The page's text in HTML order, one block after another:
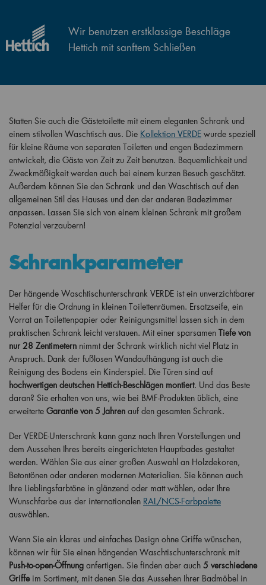
Wir benutzen erstklassige Beschläge
Hettich mit sanftem Schließen
Statten Sie auch die Gästetoilette mit einem eleganten Schrank und
einem stilvollen Waschtisch aus. Die Kollektion VERDE wurde speziell
für kleine Räume von separaten Toiletten und engen Badezimmern
entwickelt, die Gäste von Zeit zu Zeit benutzen. Bequemlichkeit und
Zweckmäßigkeit werden auch bei einem kurzen Besuch geschätzt.
Außerdem können Sie den Schrank und den Waschtisch auf den
allgemeinen Stil des Hauses und den der anderen Badezimmer
anpassen. Lassen Sie sich von einem kleinen Schrank mit großem
Potenzial verzaubern!
Schrankparameter
Der hängende Waschtischunterschrank VERDE ist ein unverzichtbarer
Helfer für die Ordnung in kleinen Toilettenräumen. Ersatzseife, ein
Vorrat an Toilettenpapier oder Reinigungsmittel lassen sich in dem
praktischen Schrank leicht verstauen. Mit einer sparsamen Tiefe von
nur 28 Zentimetern nimmt der Schrank wirklich nicht viel Platz in
Anspruch. Dank der fußlosen Wandaufhängung ist auch die
Reinigung des Bodens ein Kinderspiel. Die Türen sind auf
hochwertigen deutschen Hettich-Beschlägen montiert. Und das Beste
daran? Sie erhalten von uns, wie bei BMF-Produkten üblich, eine
erweiterte Garantie von 5 Jahren auf den gesamten Schrank.
Der VERDE-Unterschrank kann ganz nach Ihren Vorstellungen und
dem Aussehen Ihres bereits eingerichteten Hauptbades gestaltet
werden. Wählen Sie aus einer großen Auswahl an Holzdekoren,
Betontönen oder anderen modernen Materialien. Sie können auch
Ihre Lieblingsfarbtöne in glänzend oder matt wählen, oder Ihre
Wunschfarbe aus der internationalen RAL/NCS-Farbpalette
auswählen.
Wenn Sie ein klares und einfaches Design ohne Griffe wünschen,
können wir für Sie einen hängenden Waschtischunterschrank mit
Push-to-open-Öffnung anfertigen. Sie finden aber auch 5 verschiedene
Griffeim Sortiment, mit denen Sie das Aussehen Ihrer Badmöbel in